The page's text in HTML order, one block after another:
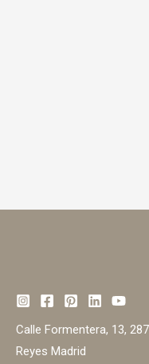
Calle Formentera, 13,
Reyes Madrid